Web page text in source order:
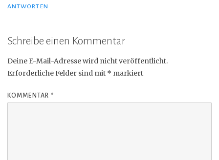
ANTWORTEN
Schreibe einen Kommentar
Deine E-Mail-Adresse wird nicht veröffentlicht.
Erforderliche Felder sind mit * markiert
KOMMENTAR *